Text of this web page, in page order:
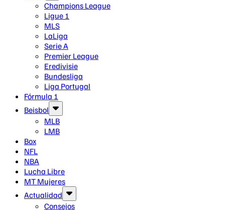
Champions League
Ligue 1
MLS
LaLiga
Serie A
Premier League
Eredivisie
Bundesliga
Liga Portugal
Fórmula 1
Beisbol
MLB
LMB
Box
NFL
NBA
Lucha Libre
MT Mujeres
Actualidad
Consejos